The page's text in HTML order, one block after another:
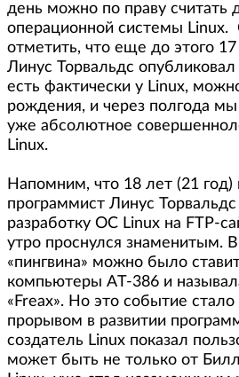
день можно по праву считать
операционной системы Linux.
отметить, что еще до этого 17
Линус Торвальдс
есть фактически у Linux,
рождения, и через полгода
уже абсолютное
Linux.
Напомним, что 18 лет (21 год)
программист Линус
разработку ОС Linux на FTP-
утро проснулся знаменитым.
«пингвина» можно было
компьютеры AT-386 и
«Freax». Но это событие
прорывом в развитии
создатель Linux показал
может быть не только от